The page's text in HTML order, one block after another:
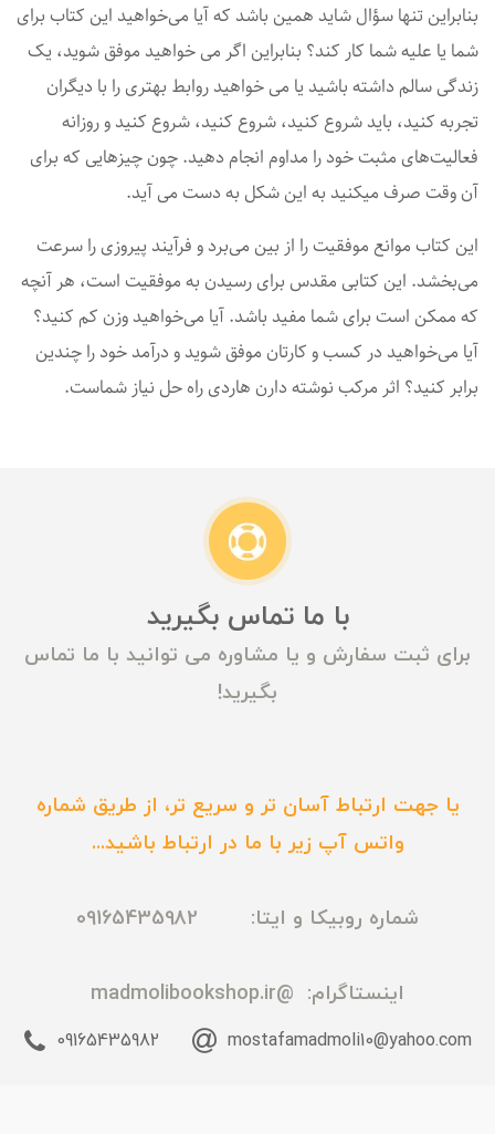
بنابراین تنها سؤال شاید همین باشد که آیا می‌خواهید این کتاب برای
شما یا علیه شما کار کند؟ بنابراین اگر می خواهید موفق شوید، یک
زندگی سالم داشته باشید یا می خواهید روابط بهتری را با دیگران
تجربه کنید، باید شروع کنید، شروع کنید، شروع کنید و روزانه
فعالیت‌های مثبت خود را مداوم انجام دهید. چون چیزهایی که برای
آن وقت صرف میکنید به این شکل به دست می آید.
این کتاب موانع موفقیت را از بین می‌برد و فرآیند پیروزی را سرعت
می‌بخشد. این کتابی مقدس برای رسیدن به موفقیت است، هر آنچه
که ممکن است برای شما مفید باشد. آیا می‌خواهید وزن کم کنید؟
آیا می‌خواهید در کسب و کارتان موفق شوید و درآمد خود را چندین
برابر کنید؟ اثر مرکب نوشته دارن هاردی راه حل نیاز شماست.
با ما تماس بگیرید
برای ثبت سفارش و یا مشاوره می توانید با ما تماس
بگیرید!
یا جهت ارتباط آسان تر و سریع تر، از طریق شماره
واتس آپ زیر با ما در ارتباط باشید...
شماره روبیکا و ایتا: 09165435982
اینستاگرام: @madmolibookshop.ir
mostafamadmoli10@yahoo.com
09165435982